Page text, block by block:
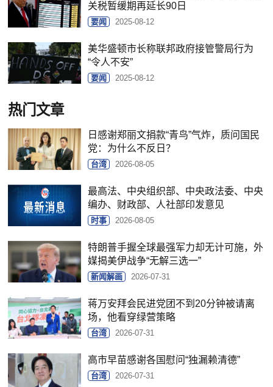
关税暂缓期再延长90日
要闻 2025-08-12
美华盛顿市长称联邦政府接管警局行为
“令人不安”
要闻 2025-08-12
热门文章
日感谢郑丽文捐款“青鸟”气炸，质问国民
党：为什么不反日？
台湾 2026-08-05
最高法、中央组织部、中央政法委、中央
编办、财政部、人社部印发意见
时事 2026-08-05
特朗普手握全球最强军力却无计可施，外
媒揭美伊战争“无解三选一”
新闻解画 2026-07-31
蒋万安拜会民进党团不到20分钟被请离
场，他看穿绿营策略
台湾 2026-07-31
高市早苗感谢各国慰问“独漏赖清德”
台湾 2026-07-31